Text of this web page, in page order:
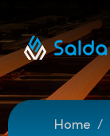
Home